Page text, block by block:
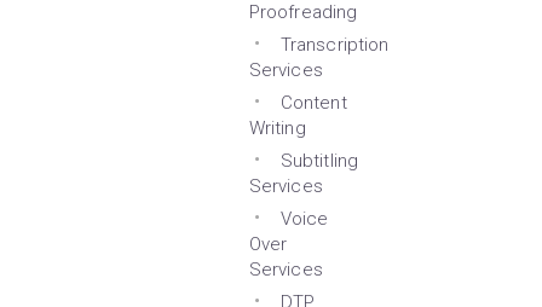
Proofreading
Transcription
Services
Content
Writing
Subtitling
Services
Voice
Over
Services
DTP